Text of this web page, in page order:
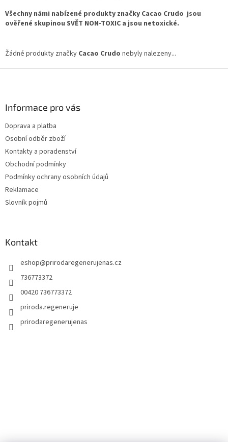
Všechny námi nabízené produkty značky Cacao Crudo jsou
ověřené skupinou SVĚT NON-TOXIC a jsou netoxické.
Žádné produkty značky Cacao Crudo nebyly nalezeny...
Informace pro vás
Doprava a platba
Osobní odběr zboží
Kontakty a poradenství
Obchodní podmínky
Podmínky ochrany osobních údajů
Reklamace
Slovník pojmů
Kontakt
eshop@prirodaregenerujenas.cz
736773372
00420 736773372
priroda.regeneruje
prirodaregenerujenas